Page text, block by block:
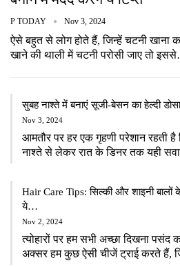
P TODAY Nov 3, 2024
ऐसे बहुत से लोग होते हैं, जिन्हें चटनी
खाने की थाली में चटनी परोसी जाए तो
सुबह नाश्ते में बनाएं सूजी-बेसन का हेल्दी
Nov 3, 2024
आमतौर पर हर एक गृहणी परेशान रहती
नाश्ते से लेकर रात के डिनर तक यही
Hair Care Tips: सिल्की और शाइनी
ये…
Nov 2, 2024
त्योहारों पर हम सभी अच्छा दिखना
अक्सर हम कुछ ऐसी चीजें ट्राई करते हैं,